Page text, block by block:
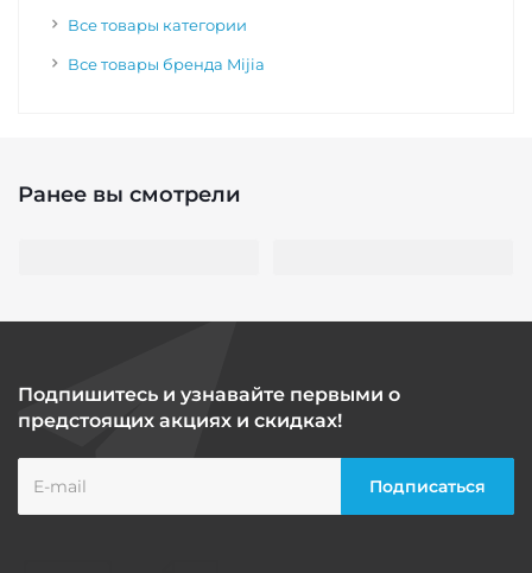
Все товары категории
Все товары бренда Mijia
Ранее вы смотрели
Подпишитесь и узнавайте первыми о
предстоящих акциях и скидках!